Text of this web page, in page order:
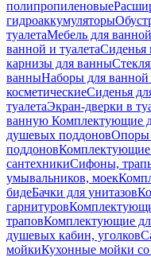
полипропиленовые
гидроаккумуляторы
туалетаМебель для ванной
ванной и туалетаСиденья
карнизы для ванны
ванныНаборы для ванной
косметическиеСиденья
туалетаЭкран-дверки в
ванную Комплектующие
душевых поддоновОпоры
поддоновКомплектующие
сантехникиСифоны,
умывальников, моек
бидеБачки для унитазов
гарнитуров
траповКомплектующие
душевых кабин, уголков
мойкиКухонные мойки со